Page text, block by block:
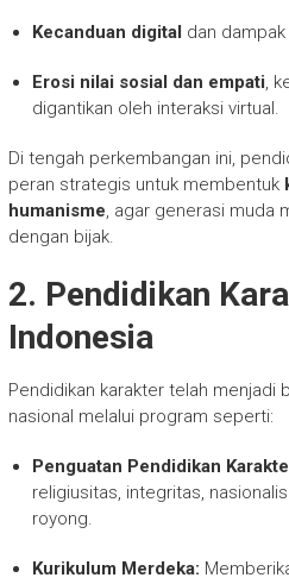
Kecanduan digital dan
Erosi nilai sosial dan empati,
digantikan oleh interaksi virtual.
Di tengah perkembangan ini,
peran strategis untuk membentuk
humanisme, agar generasi muda
dengan bijak.
2. Pendidikan
Indonesia
Pendidikan karakter telah menjadi
nasional melalui program seperti:
Penguatan Pendidikan
religiusitas, integritas,
royong.
Kurikulum Merdeka: